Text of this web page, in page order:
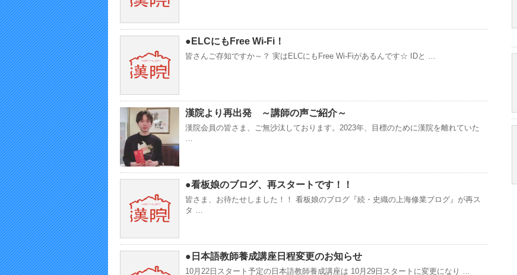
●ELCにもFree Wi-Fi！
皆さんご存知ですか～？ 実はELCにもFree Wi-Fiがあるんです☆ IDと …
漢院より再出発 ～講師の声ご紹介～
漢院会員の皆さま、ご無沙汰しております。2023年、目標のために漢院を離れていた
…
●看板娘のブログ、再スタートです！！
皆さま、お待たせしました！！ 看板娘のブログ『続・史織の上海修業ブログ』が再ス
タ …
●日本語教師養成講座日程変更のお知らせ
10月22日スタート予定の日本語教師養成講座は 10月29日スタートに変更になり …